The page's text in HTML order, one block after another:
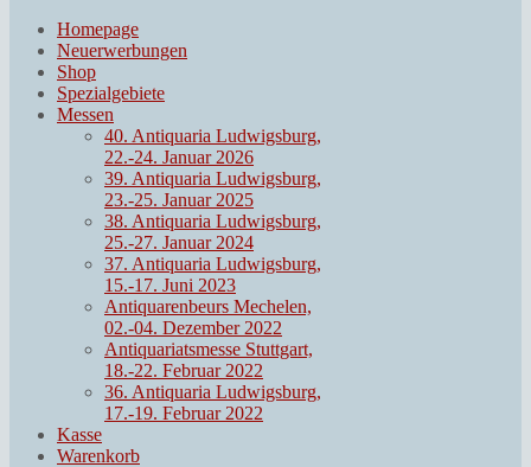
Homepage
Neuerwerbungen
Shop
Spezialgebiete
Messen
40. Antiquaria Ludwigsburg,
22.-24. Januar 2026
39. Antiquaria Ludwigsburg,
23.-25. Januar 2025
38. Antiquaria Ludwigsburg,
25.-27. Januar 2024
37. Antiquaria Ludwigsburg,
15.-17. Juni 2023
Antiquarenbeurs Mechelen,
02.-04. Dezember 2022
Antiquariatsmesse Stuttgart,
18.-22. Februar 2022
36. Antiquaria Ludwigsburg,
17.-19. Februar 2022
Kasse
Warenkorb